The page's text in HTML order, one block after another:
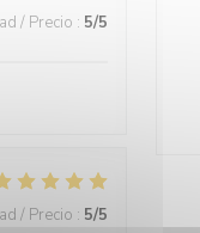
/ Precio : 5/5
/ Precio : 5/5